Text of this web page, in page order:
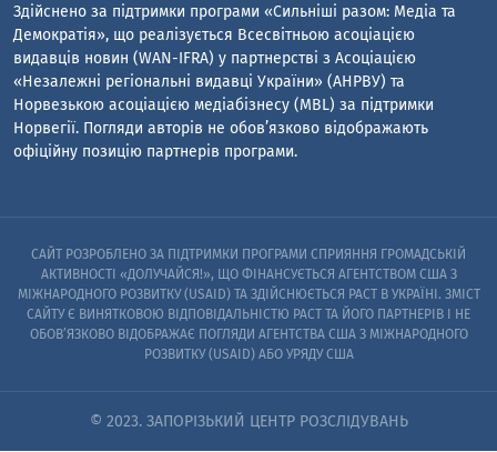
Здійснено за підтримки програми «Сильніші разом: Медіа та
Демократія», що реалізується Всесвітньою асоціацією
видавців новин (WAN-IFRA) у партнерстві з Асоціацією
«Незалежні регіональні видавці України» (АНРВУ) та
Норвезькою асоціацією медіабізнесу (MBL) за підтримки
Норвегії. Погляди авторів не обов’язково відображають
офіційну позицію партнерів програми.
САЙТ РОЗРОБЛЕНО ЗА ПІДТРИМКИ ПРОГРАМИ СПРИЯННЯ ГРОМАДСЬКІЙ
АКТИВНОСТІ «ДОЛУЧАЙСЯ!», ЩО ФІНАНСУЄТЬСЯ АГЕНТСТВОМ США З
МІЖНАРОДНОГО РОЗВИТКУ (USAID) ТА ЗДІЙСНЮЄТЬСЯ PACT В УКРАЇНІ. ЗМІСТ
САЙТУ Є ВИНЯТКОВОЮ ВІДПОВІДАЛЬНІСТЮ PACT ТА ЙОГО ПАРТНЕРІВ I НЕ
ОБОВ’ЯЗКОВО ВІДОБРАЖАЄ ПОГЛЯДИ АГЕНТСТВА США З МІЖНАРОДНОГО
РОЗВИТКУ (USAID) АБО УРЯДУ США
© 2023. ЗАПОРІЗЬКИЙ ЦЕНТР РОЗСЛІДУВАНЬ